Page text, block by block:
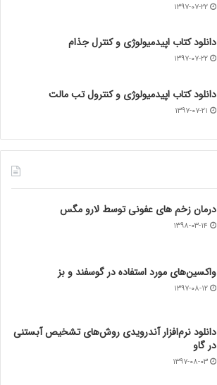
۱۳۹۷-۰۷-۲۲
دانلود کتاب اپیدمیولوژی و کنترل جذام
۱۳۹۷-۰۷-۲۲
دانلود کتاب اپیدمیولوژی و کنترول تب مالت
۱۳۹۷-۰۷-۲۱
درمان زخم های عفونی توسط لارو مگس
۱۳۹۸-۰۳-۱۴
واکسین‌های مورد استفاده در گوسفند و بز
۱۳۹۷-۰۸-۱۲
دانلود نرم‌افزار آندرویدی روش‌های تشخیص آبستنی
در گاو
۱۳۹۷-۰۸-۰۳